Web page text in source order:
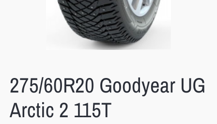
275/60R20 Goodyear UG
Arctic 2 115T